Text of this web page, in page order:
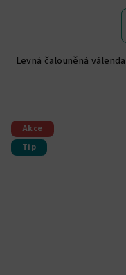
Levná čalouněná
Akce
Tip